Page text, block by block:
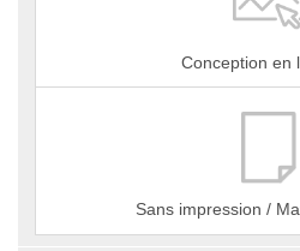
Conception en
Sans impression /